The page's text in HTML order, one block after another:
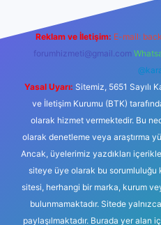
Reklam ve İletişim: E-mail:
forumhizmeti@gmail.com
Yasal Uyarı: Sitemiz, 5651 Sayılı
ve İletişim Kurumu (BTK)
olarak hizmet vermektedir. Bu
olarak denetleme veya araştırma
Ancak, üyelerimiz yazdıkları
siteye üye olarak bu sorumluluğu
sitesi, herhangi bir marka, kurum
bulunmamaktadır. Sitede
paylaşılmaktadır. Burada yer alan